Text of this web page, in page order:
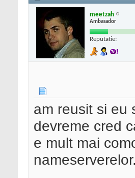
meetzah
Ambasador
Reputatie:
am reusit si eu
devreme cred
e mult mai